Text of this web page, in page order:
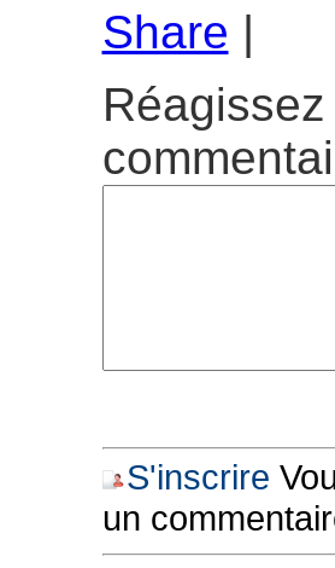
Share |
S'inscrire
un